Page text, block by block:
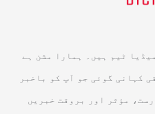
ٹیم ہیں۔ ہمارا مشن ہے
کہانی گوئی جو آپ کو باخبر
مؤثر اور بروقت خبریں